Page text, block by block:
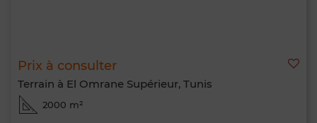
Prix à consulter
Terrain à El Omrane Supérieur, Tunis
2000 m²